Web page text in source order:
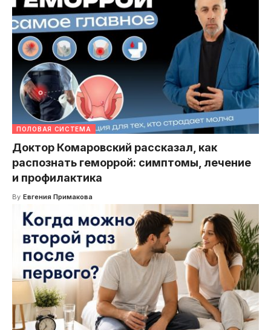
ПОЛОВАЯ СИСТЕМА
Доктор Комаровский рассказал, как
распознать геморрой: симптомы, лечение
и профилактика
By Евгения Примакова